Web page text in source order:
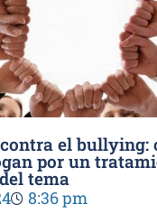
el bullying:
por un
tema
8:36 pm